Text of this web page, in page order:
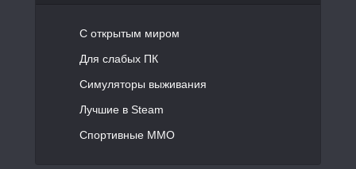
С открытым миром
Для слабых ПК
Симуляторы выживания
Лучшие в Steam
Спортивные MMO